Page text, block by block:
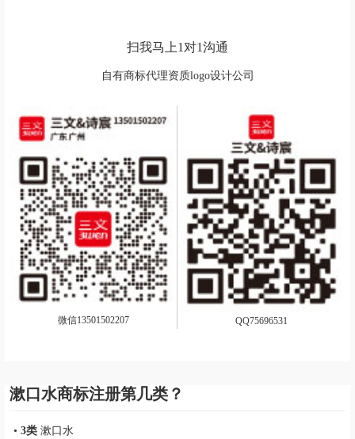
扫我马上1对1沟通
自有商标代理资质logo设计公司
微信13501502207 QQ75696531
漱口水商标注册第几类？
• 3类 漱口水